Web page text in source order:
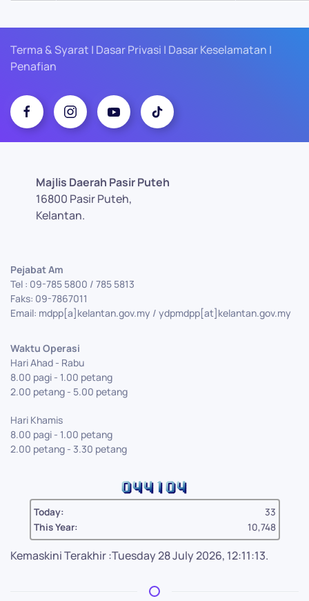
Terma & Syarat | Dasar Privasi | Dasar Keselamatan |
Penafian
Majlis Daerah Pasir Puteh
16800 Pasir Puteh,
Kelantan.
Pejabat Am
Tel : 09-785 5800 / 785 5813
Faks: 09-7867011
Email: mdpp[a]kelantan.gov.my / ydpmdpp[at]kelantan.gov.my
Waktu Operasi
Hari Ahad - Rabu
8.00 pagi - 1.00 petang
2.00 petang - 5.00 petang
Hari Khamis
8.00 pagi - 1.00 petang
2.00 petang - 3.30 petang
Today:
33
This Year:
10,748
Kemaskini Terakhir :Tuesday 28 July 2026, 12:11:13.